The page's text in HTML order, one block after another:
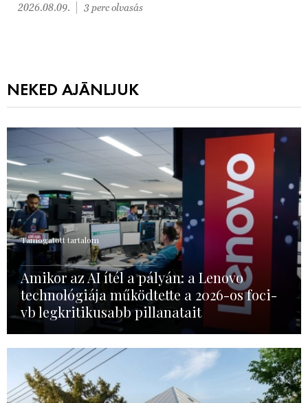
2026.08.09. 3 perc olvasás
NEKED AJÁNLJUK
Támogatott tartalom
Amikor az AI ítél a pályán: a Lenovo
technológiája működtette a 2026-os foci-
vb legkritikusabb pillanatait